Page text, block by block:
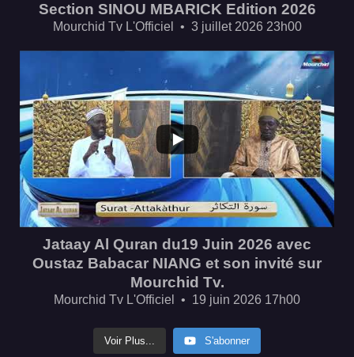
Section SINOU MBARICK Edition 2026
Mourchid Tv L'Officiel 3 juillet 2026 23h00
Jataay Al Quran du19 Juin 2026 avec
Oustaz Babacar NIANG et son invité sur
Mourchid Tv.
Mourchid Tv L'Officiel 19 juin 2026 17h00
Voir Plus... S'abonner